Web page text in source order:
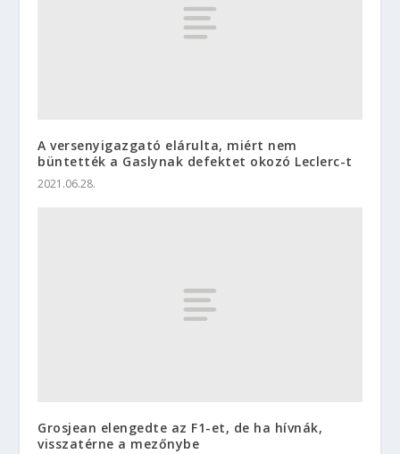
A versenyigazgató elárulta, miért nem
büntették a Gaslynak defektet okozó Leclerc-t
2021.06.28.
Grosjean elengedte az F1-et, de ha hívnák,
visszatérne a mezőnybe